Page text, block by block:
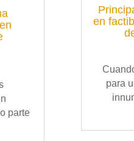
parte
en
para